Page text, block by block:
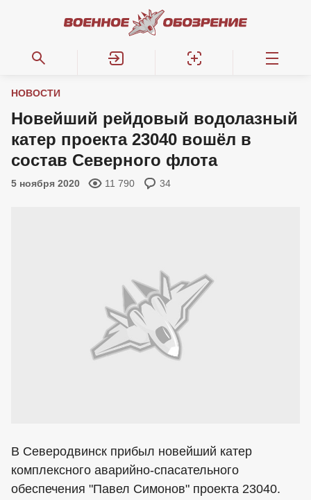
НОВОСТИ
Новейший рейдовый водолазный
катер проекта 23040 вошёл в
состав Северного флота
5 ноября 2020 11 790 34
В Северодвинск прибыл новейший катер
комплексного аварийно-спасательного
обеспечения "Павел Симонов" проекта 23040.